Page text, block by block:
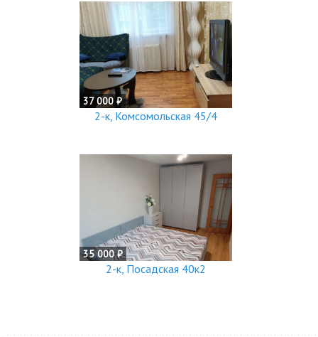
37 000 ₽
2-к, Комсомольская 45/4
35 000 ₽
2-к, Посадская 40к2